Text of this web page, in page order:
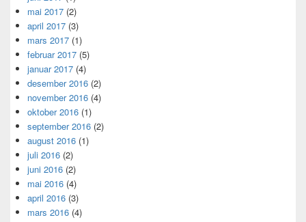
mai 2017 (2)
april 2017 (3)
mars 2017 (1)
februar 2017 (5)
januar 2017 (4)
desember 2016 (2)
november 2016 (4)
oktober 2016 (1)
september 2016 (2)
august 2016 (1)
juli 2016 (2)
juni 2016 (2)
mai 2016 (4)
april 2016 (3)
mars 2016 (4)